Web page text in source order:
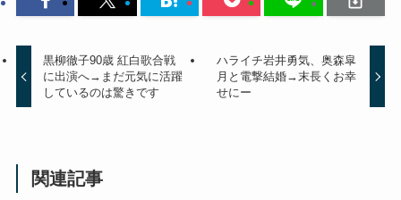
黒柳徹子90歳 紅白歌合戦
に出演へ→まだ元気に活躍
しているのは驚きです
ハライチ岩井勇気、奥森皐
月と電撃結婚→末長くお幸
せにー
関連記事